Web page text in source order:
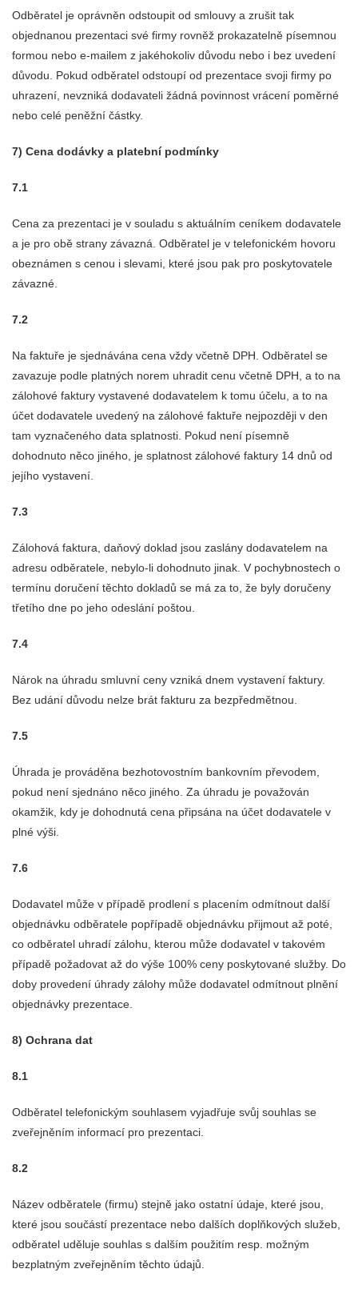
Odběratel je oprávněn odstoupit od smlouvy a zrušit tak
objednanou prezentaci své firmy rovněž prokazatelně písemnou
formou nebo e-mailem z jakéhokoliv důvodu nebo i bez uvedení
důvodu. Pokud odběratel odstoupí od prezentace svoji firmy po
uhrazení, nevzniká dodavateli žádná povinnost vrácení poměrné
nebo celé peněžní částky.
7) Cena dodávky a platební podmínky
7.1
Cena za prezentaci je v souladu s aktuálním ceníkem dodavatele
a je pro obě strany závazná. Odběratel je v telefonickém hovoru
obeznámen s cenou i slevami, které jsou pak pro poskytovatele
závazné.
7.2
Na faktuře je sjednávána cena vždy včetně DPH. Odběratel se
zavazuje podle platných norem uhradit cenu včetně DPH, a to na
zálohové faktury vystavené dodavatelem k tomu účelu, a to na
účet dodavatele uvedený na zálohové faktuře nejpozději v den
tam vyznačeného data splatnosti. Pokud není písemně
dohodnuto něco jiného, je splatnost zálohové faktury 14 dnů od
jejího vystavení.
7.3
Zálohová faktura, daňový doklad jsou zaslány dodavatelem na
adresu odběratele, nebylo-li dohodnuto jinak. V pochybnostech o
termínu doručení těchto dokladů se má za to, že byly doručeny
třetího dne po jeho odeslání poštou.
7.4
Nárok na úhradu smluvní ceny vzniká dnem vystavení faktury.
Bez udání důvodu nelze brát fakturu za bezpředmětnou.
7.5
Úhrada je prováděna bezhotovostním bankovním převodem,
pokud není sjednáno něco jiného. Za úhradu je považován
okamžik, kdy je dohodnutá cena připsána na účet dodavatele v
plné výši.
7.6
Dodavatel může v případě prodlení s placením odmítnout další
objednávku odběratele popřípadě objednávku přijmout až poté,
co odběratel uhradí zálohu, kterou může dodavatel v takovém
případě požadovat až do výše 100% ceny poskytované služby. Do
doby provedení úhrady zálohy může dodavatel odmítnout plnění
objednávky prezentace.
8) Ochrana dat
8.1
Odběratel telefonickým souhlasem vyjadřuje svůj souhlas se
zveřejněním informací pro prezentaci.
8.2
Název odběratele (firmu) stejně jako ostatní údaje, které jsou,
které jsou součástí prezentace nebo dalších doplňkových služeb,
odběratel uděluje souhlas s dalším použitím resp. možným
bezplatným zveřejněním těchto údajů.